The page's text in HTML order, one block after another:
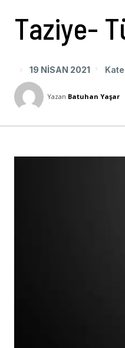
Taziye-
19 NISAN 2021
Yazan Batuhan Yaşar